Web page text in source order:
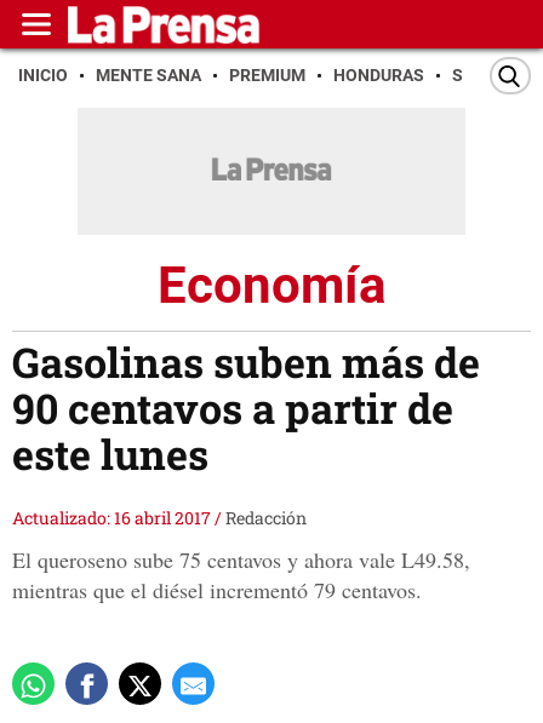
INICIO MENTE SANA PREMIUM HONDURAS SAN PEDRO
Economía
Gasolinas suben más de
90 centavos a partir de
este lunes
Actualizado: 16 abril 2017/Redacción
El queroseno sube 75 centavos y ahora vale L49.58,
mientras que el diésel incrementó 79 centavos.